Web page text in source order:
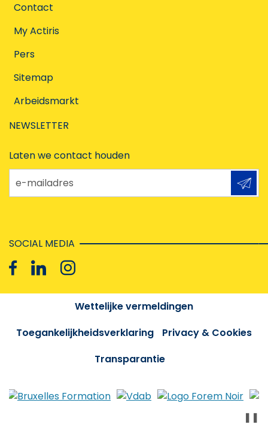
Contact
My Actiris
Pers
Sitemap
Arbeidsmarkt
NEWSLETTER
Laten we contact houden
e-mailadres
SOCIAL MEDIA
Wettelijke vermeldingen
Toegankelijkheidsverklaring
Privacy & Cookies
Transparantie
❚❚